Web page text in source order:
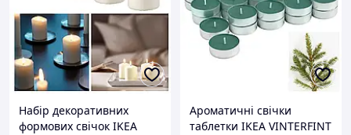
Набір декоративних
формових свічок IKEA
Ароматичні свічки
таблетки IKEA VINTERFINT